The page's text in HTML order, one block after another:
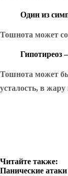
Один из
Тошнота может
Гипотиреоз
Тошнота может
усталость, в
Читайте также:
Панические